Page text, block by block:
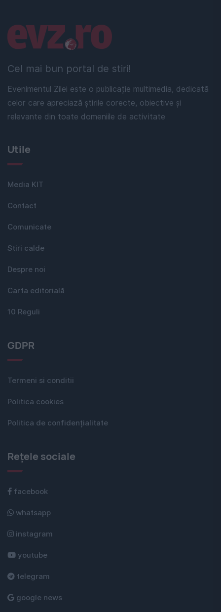
Cel mai bun portal de stiri!
Evenimentul Zilei este o publicație multimedia, dedicată
celor care apreciază știrile corecte, obiective și
relevante din toate domeniile de activitate
Linkuri utile
Utile
Media KIT
Contact
Comunicate
Stiri calde
Despre noi
Carta editorială
10 Reguli
GDPR
Termeni si conditii
Politica cookies
Politica de confidențialitate
Rețele sociale
facebook
whatsapp
instagram
youtube
telegram
google news